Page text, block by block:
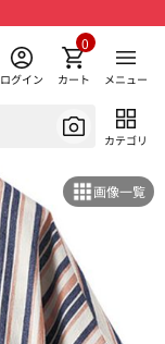
ログイン カート
0
メニュー
カテゴリ
画像一覧